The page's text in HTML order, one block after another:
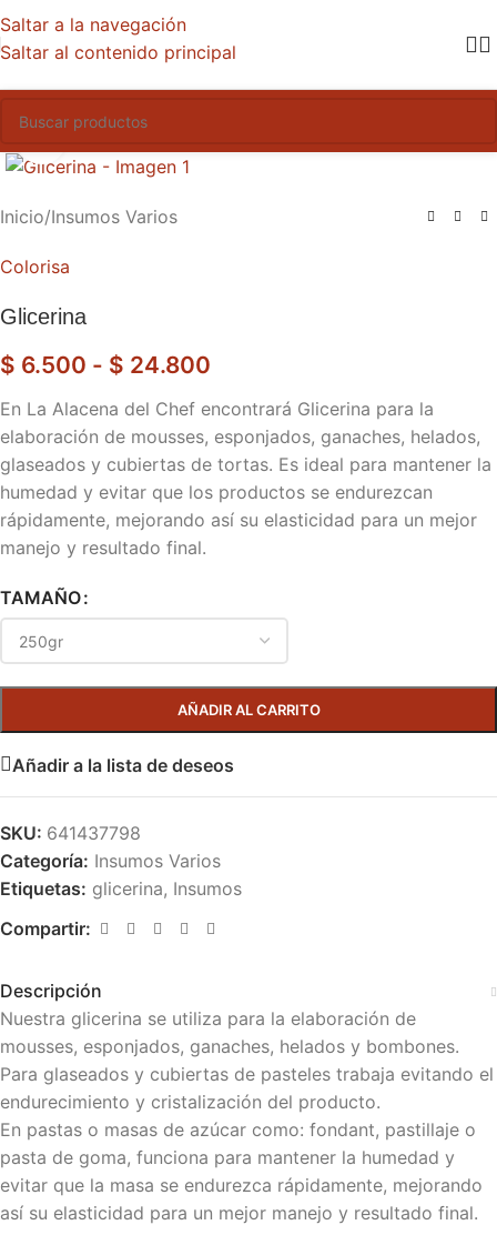
Saltar a la navegación
Saltar al contenido principal
Inicio/Insumos Varios
Colorisa
Glicerina
$ 6.500 - $ 24.800
En La Alacena del Chef encontrará Glicerina para la
elaboración de mousses, esponjados, ganaches, helados,
glaseados y cubiertas de tortas. Es ideal para mantener la
humedad y evitar que los productos se endurezcan
rápidamente, mejorando así su elasticidad para un mejor
manejo y resultado final.
TAMAÑO
AÑADIR AL CARRITO
Añadir a la lista de deseos
SKU: 641437798
Categoría: Insumos Varios
Etiquetas: glicerina, Insumos
Compartir:
Descripción
Nuestra glicerina se utiliza para la elaboración de
mousses, esponjados, ganaches, helados y bombones.
Para glaseados y cubiertas de pasteles trabaja evitando el
endurecimiento y cristalización del producto.
En pastas o masas de azúcar como: fondant, pastillaje o
pasta de goma, funciona para mantener la humedad y
evitar que la masa se endurezca rápidamente, mejorando
así su elasticidad para un mejor manejo y resultado final.